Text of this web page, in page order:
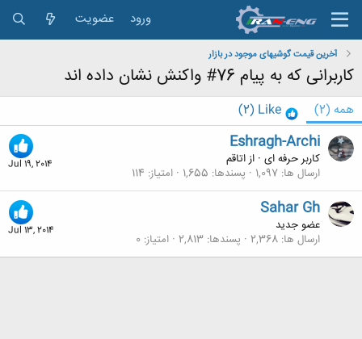
ورود عضویت
آخرین قیمت گوشیهای موجود در بازار
کاربرانی که به پیام 76# واکنش نشان داده اند
همه (2)
Like
(2)
Jul 19, 2014
Eshragh-Archi
کاربر حرفه ای · ازاتاقم
ارسال ها 1,097 پسندها 1,655 امتیاز 114
Jul 13, 2014
Sahar Gh
عضو جدید
ارسال ها 2,368 پسندها 2,813 امتیاز 0